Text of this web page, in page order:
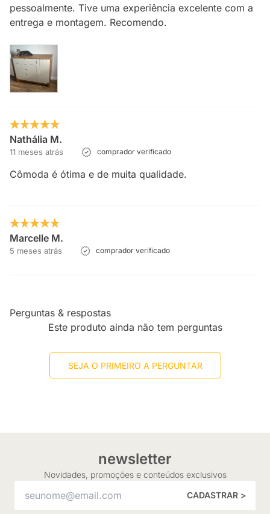
pessoalmente. Tive uma experiência excelente com a
entrega e montagem. Recomendo.
Nathália M.
11 meses atrás comprador verificado
Cômoda é ótima e de muita qualidade.
Marcelle M.
5 meses atrás comprador verificado
Perguntas & respostas
Este produto ainda não tem perguntas
SEJA O PRIMEIRO A PERGUNTAR
newsletter
Novidades, promoções e conteúdos exclusivos
CADASTRAR >